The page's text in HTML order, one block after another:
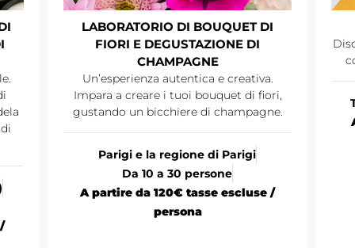
LABORATORIO DI BOUQUET DI
FIORI E DEGUSTAZIONE DI
CHAMPAGNE
Un’esperienza autentica e creativa.
Impara a creare i tuoi bouquet di fiori,
gustando un bicchiere di champagne.
Parigi e la regione di Parigi
Da 10 a 30 persone
A partire da 120€ tasse escluse /
persona